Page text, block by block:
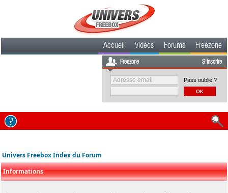
Accueil Videos Forums Freezone
Freezone S'inscrire
Pass oublié ?
Univers Freebox Index du Forum
Informations